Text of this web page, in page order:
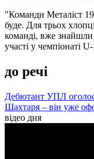
"Команди Металіст
буде. Для трьох
команді, вже знайшли
участі у чемпіонаті
до речі
Дебютант УПЛ
Шахтаря – він уже
відео дня